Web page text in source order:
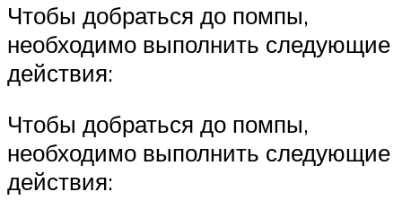
Чтобы добраться до помпы,
необходимо выполнить следующие
действия:
Чтобы добраться до помпы,
необходимо выполнить следующие
действия: